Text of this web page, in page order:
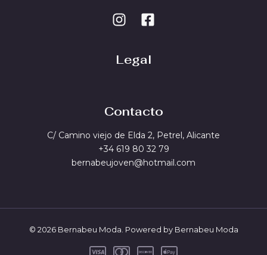
Legal
Contacto
C/ Camino viejo de Elda 2, Petrel, Alicante
+34 619 80 32 79
bernabeujoven@hotmail.com
© 2026 Bernabeu Moda. Powered by Bernabeu Moda